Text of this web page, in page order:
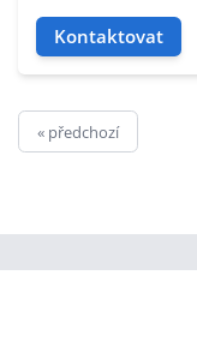
Kontaktovat
« předchozí